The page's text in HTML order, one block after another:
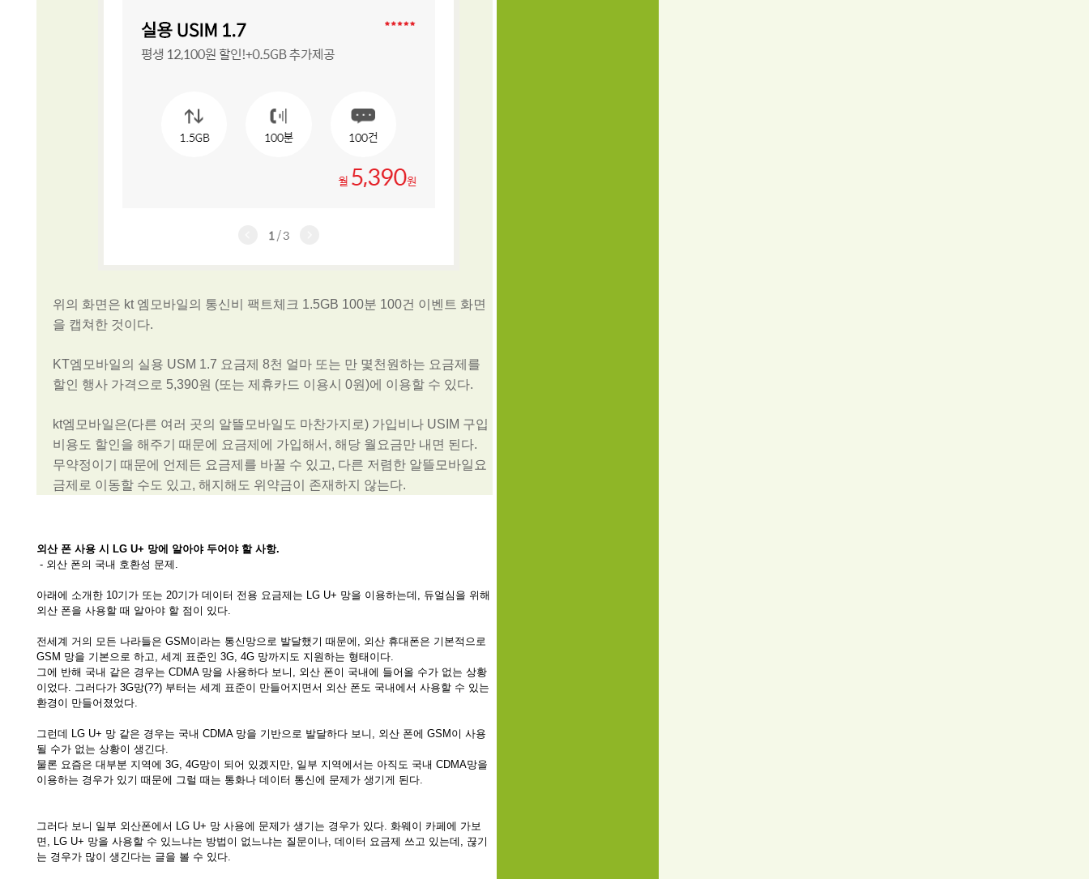
위의 화면은 kt 엠모바일의 통신비 팩트체크 1.5GB 100분 100건 이벤트 화면
을 캡쳐한 것이다.
KT엠모바일의 실용 USM 1.7 요금제 8천 얼마 또는 만 몇천원하는 요금제를
할인 행사 가격으로 5,390원 (또는 제휴카드 이용시 0원)에 이용할 수 있다.
kt엠모바일은(다른 여러 곳의 알뜰모바일도 마찬가지로) 가입비나 USIM 구입
비용도 할인을 해주기 때문에 요금제에 가입해서, 해당 월요금만 내면 된다.
무약정이기 때문에 언제든 요금제를 바꿀 수 있고, 다른 저렴한 알뜰모바일요
금제로 이동할 수도 있고, 해지해도 위약금이 존재하지 않는다.
외산 폰 사용 시 LG U+ 망에 알아야 두어야 할 사항.
- 외산 폰의 국내 호환성 문제.
아래에 소개한 10기가 또는 20기가 데이터 전용 요금제는 LG U+ 망을 이용하는데, 듀얼심을 위해
외산 폰을 사용할 때 알아야 할 점이 있다.
전세계 거의 모든 나라들은 GSM이라는 통신망으로 발달했기 때문에, 외산 휴대폰은 기본적으로
GSM 망을 기본으로 하고, 세계 표준인 3G, 4G 망까지도 지원하는 형태이다.
그에 반해 국내 같은 경우는 CDMA 망을 사용하다 보니, 외산 폰이 국내에 들어올 수가 없는 상황
이었다. 그러다가 3G망(??) 부터는 세계 표준이 만들어지면서 외산 폰도 국내에서 사용할 수 있는
환경이 만들어졌었다.
그런데 LG U+ 망 같은 경우는 국내 CDMA 망을 기반으로 발달하다 보니, 외산 폰에 GSM이 사용
될 수가 없는 상황이 생긴다.
물론 요즘은 대부분 지역에 3G, 4G망이 되어 있겠지만, 일부 지역에서는 아직도 국내 CDMA망을
이용하는 경우가 있기 때문에 그럴 때는 통화나 데이터 통신에 문제가 생기게 된다.
그러다 보니 일부 외산폰에서 LG U+ 망 사용에 문제가 생기는 경우가 있다. 화웨이 카페에 가보
면, LG U+ 망을 사용할 수 있느냐는 방법이 없느냐는 질문이나, 데이터 요금제 쓰고 있는데, 끊기
는 경우가 많이 생긴다는 글을 볼 수 있다.